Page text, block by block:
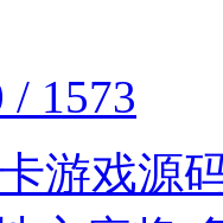
/ 1573